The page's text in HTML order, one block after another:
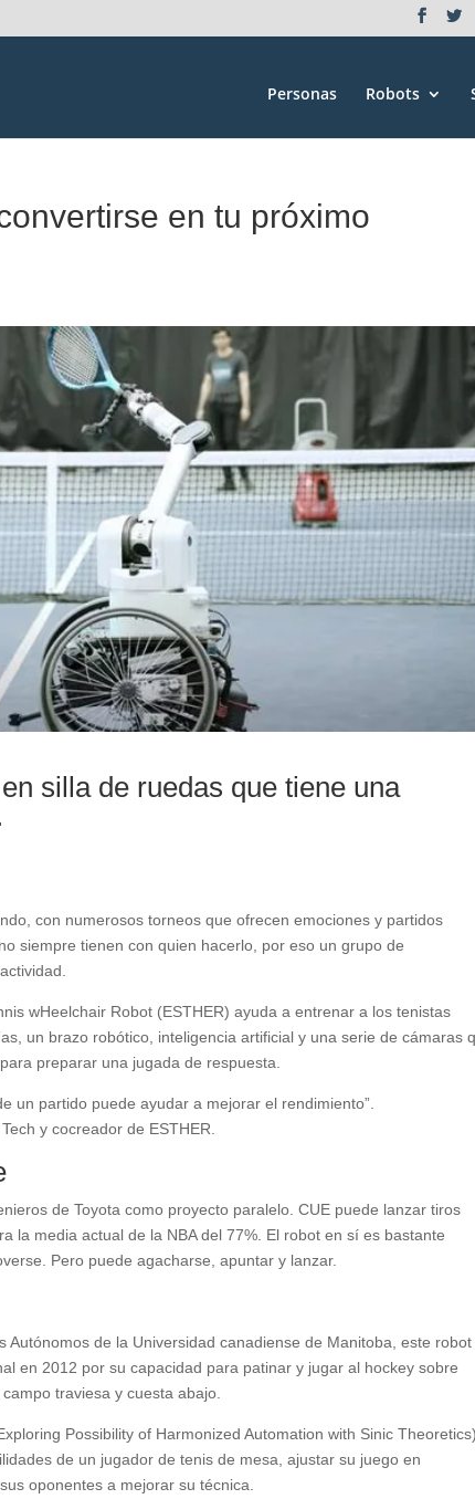
Personas Robots
en tu próximo
silla de ruedas que tiene una
con numerosos torneos que ofrecen emociones y partidos
siempre tienen con quien hacerlo, por eso un grupo de
wHeelchair Robot (ESTHER) ayuda a entrenar a los tenistas
un brazo robótico, inteligencia artificial y una serie de cámaras
preparar una jugada de respuesta.
un partido puede ayudar a mejorar el rendimiento”.
y cocreador de ESTHER.
de Toyota como proyecto paralelo. CUE puede lanzar tiros
la media actual de la NBA del 77%. El robot en sí es bastante
Pero puede agacharse, apuntar y lanzar.
de la Universidad canadiense de Manitoba, este robot
en 2012 por su capacidad para patinar y jugar al hockey sobre
traviesa y cuesta abajo.
Possibility of Harmonized Automation with Sinic Theoretics)
de un jugador de tenis de mesa, ajustar su juego en
oponentes a mejorar su técnica.